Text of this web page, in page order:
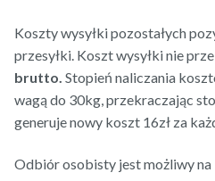
Koszty wysyłki pozostałych
przesyłki. Koszt wysyłki nie
brutto. Stopień naliczania
wagą do 30kg, przekraczając
generuje nowy koszt 16zł za
Odbiór osobisty jest możliwy